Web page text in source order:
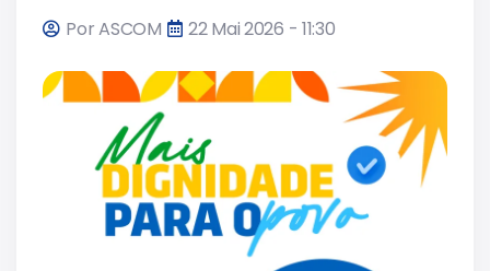
Por ASCOM 22 Mai 2026 - 11:30